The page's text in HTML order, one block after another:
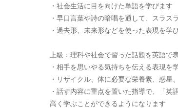
・社会生活に目を向けた単語を学びます
・早口言葉や詩の暗唱を通して、スラス
・過去形、未来形などを使った表現を学
上級：理科や社会で習った話題を英語で
・相手を思いやる気持ちを伝える表現
・リサイクル、体に必要な栄養素、惑
・話す内容に重点を置いた指導で、「英
高く学ぶことができるようになります